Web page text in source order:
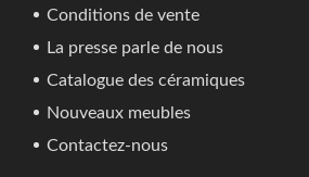
Conditions de vente
La presse parle de nous
Catalogue des céramiques
Nouveaux meubles
Contactez-nous